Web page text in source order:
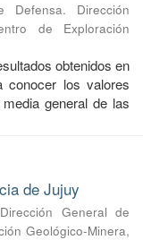
Defensa. Dirección
de Exploración
obtenidos en
conocer los valores
general de las
de Jujuy
General de
Geológico-Minera,